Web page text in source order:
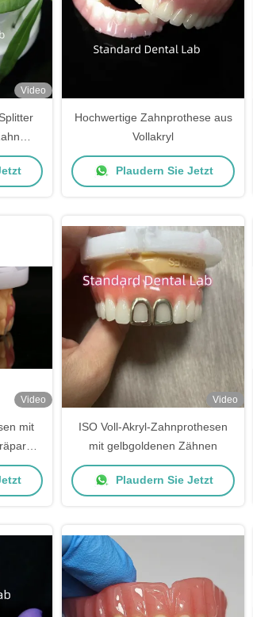
Video
Hochwertige Zahnprothese aus
Vollakryl
Plaudern Sie Jetzt
Video
mit
Video
ISO Voll-Akryl-Zahnprothesen
mit gelbgoldenen Zähnen
Plaudern Sie Jetzt